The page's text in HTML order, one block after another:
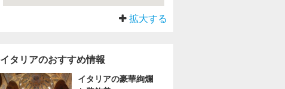
拡大する
イタリアのおすすめ情報
イタリアの豪華絢爛